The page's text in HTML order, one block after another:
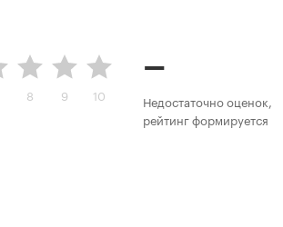
8 9 10
–
Недостаточно оценок,
рейтинг формируется